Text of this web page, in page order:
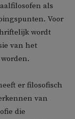
als
Voor
wordt
van het
er filosofisch
van
die